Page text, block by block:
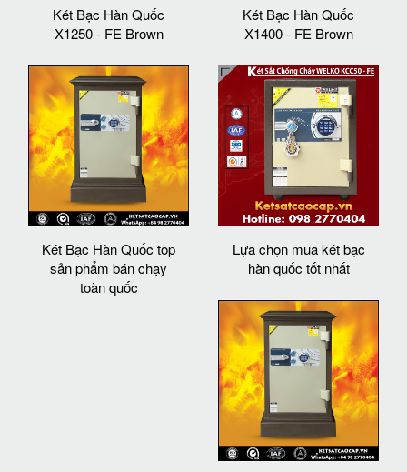
Két Bạc Hàn Quốc
X1250 - FE Brown
Két Bạc Hàn Quốc
X1400 - FE Brown
Két Bạc Hàn Quốc top
sản phẩm bán chạy
toàn quốc
Lựa chọn mua két bạc
hàn quốc tốt nhất